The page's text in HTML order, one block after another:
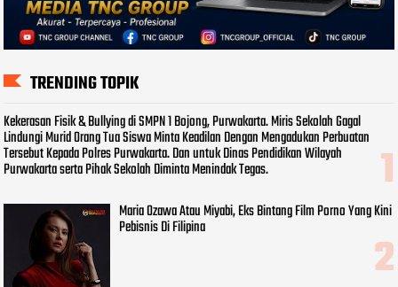
TRENDING TOPIK
Kekerasan Fisik & Bullying di SMPN 1 Bojong, Purwakarta. Miris Sekolah Gagal
Lindungi Murid Orang Tua Siswa Minta Keadilan Dengan Mengadukan Perbuatan
Tersebut Kepada Polres Purwakarta. Dan untuk Dinas Pendidikan Wilayah
Purwakarta serta Pihak Sekolah Diminta Menindak Tegas.
Maria Ozawa Atau Miyabi, Eks Bintang Film Porno Yang Kini
Pebisnis Di Filipina